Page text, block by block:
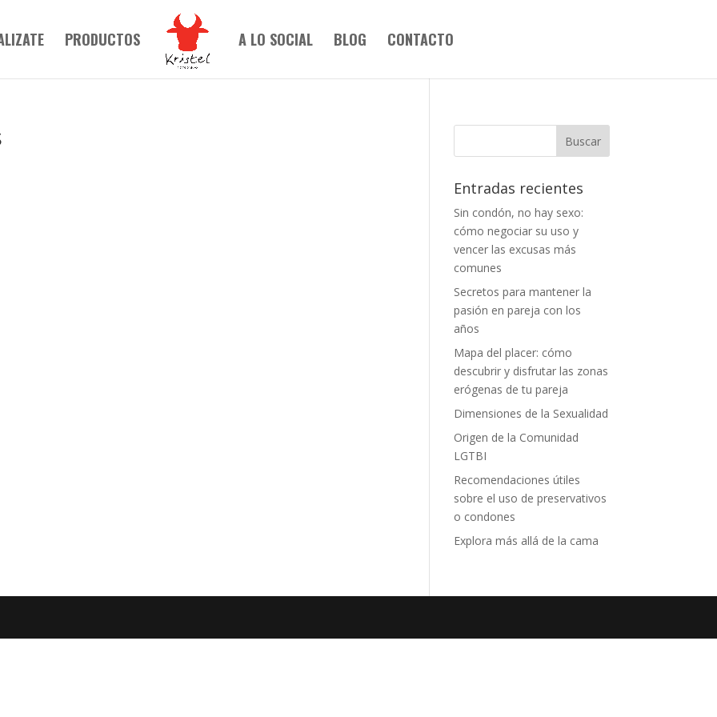
PRODUCTOS A LO SOCIAL BLOG CONTACTO
Entradas recientes
Sin condón, no hay sexo:
cómo negociar su uso y
vencer las excusas más
comunes
Secretos para mantener la
pasión en pareja con los
años
Mapa del placer: cómo
descubrir y disfrutar las zonas
erógenas de tu pareja
Dimensiones de la Sexualidad
Origen de la Comunidad
LGTBI
Recomendaciones útiles
sobre el uso de preservativos
o condones
Explora más allá de la cama